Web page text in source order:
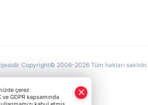
Copyright© 2006-2026 Tüm hakları saklıdır.
çerez
GDPR kapsamında